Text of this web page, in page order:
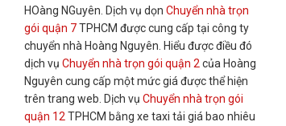
HOàng NGuyên. Dịch vụ dọnChuyển nhà trọn
gói quận 7TPHCM được cung cấp tại công ty
chuyển nhà Hoàng Nguyên. Hiểu được điều đó
dịch vụChuyển nhà trọn gói quận 2 của Hoàng
Nguyên cung cấp một mức giá được thể hiện
trên trang web. Dịch vụChuyển nhà trọn gói
quận 12 TPHCM bằng xe taxi tải giá bao nhiêu